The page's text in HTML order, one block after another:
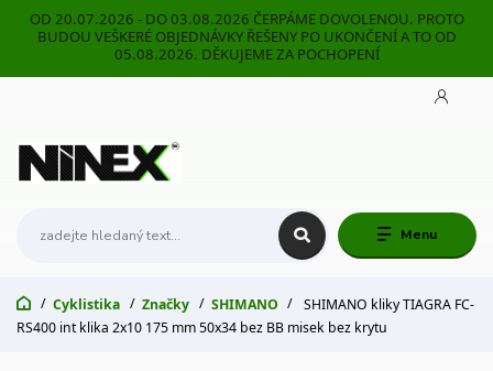
OD 20.07.2026 - DO 03.08.2026 ČERPÁME DOVOLENOU. PROTO
BUDOU VEŠKERÉ OBJEDNÁVKY ŘEŠENY PO UKONČENÍ A TO OD
05.08.2026. DĚKUJEME ZA POCHOPENÍ
Menu
Cyklistika Značky SHIMANO
SHIMANO kliky TIAGRA FC-
RS400 int klika 2x10 175 mm 50x34 bez BB misek bez krytu